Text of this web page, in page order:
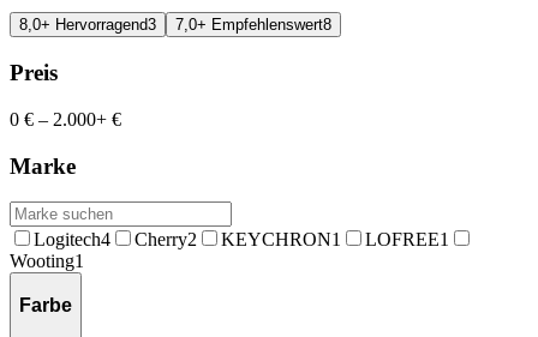
8,0+ Hervorragend3 7,0+ Empfehlenswert8
Preis
0 € – 2.000+ €
Marke
Logitech4 Cherry2 KEYCHRON1 LOFREE1
Wooting1
Farbe